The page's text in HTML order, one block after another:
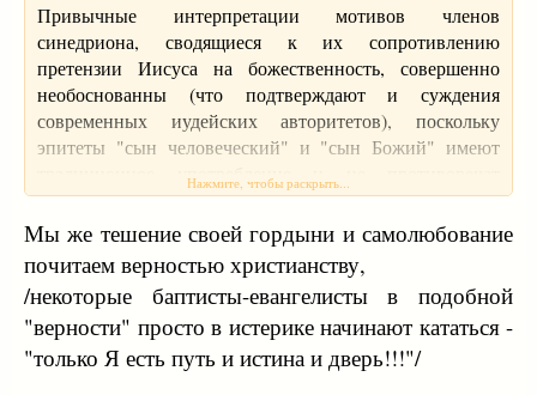
Привычные интерпретации мотивов членов
синедриона, сводящиеся к их сопротивлению
претензии Иисуса на божественность, совершенно
необоснованны (что подтверждают и суждения
современных иудейских авторитетов), поскольку
эпитеты "сын человеческий" и "сын Божий" имеют
традиционное употребление и не противоречат
иудейской ортодоксии.*
См., например, псалом 81:6: "Я сказал: вы – боги, и
сыны Всевышнего – все вы" (евр. текст: "Ани амарти
элогим атем увеней эльон кулхем" – пс. 82:6 по
еврейской Библии). Ср. в Новом Завете: "Иисус
отвечал им: не написано ли в законе вашем: "Я сказал:
вы боги"? Если Он назвал богами тех, к которым было
Нажмите, чтобы раскрыть...
Мы же тешение своей гордыни и самолюбование
почитаем верностью христианству,
/некоторые баптисты-евангелисты в подобной
"верности" просто в истерике начинают кататься -
"только Я есть путь и истина и дверь!!!"/